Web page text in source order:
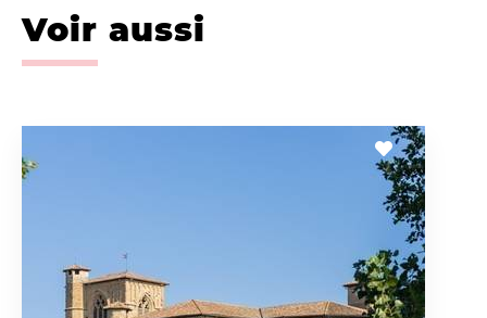
Voir aussi